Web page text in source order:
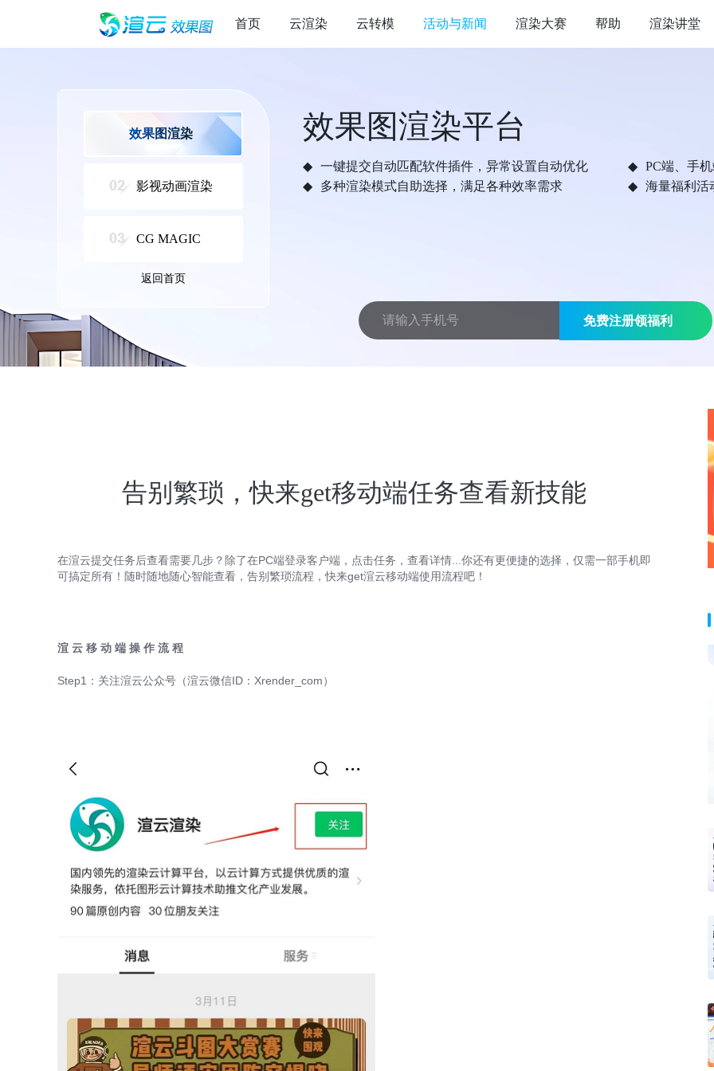
首页 云渲染 云转模 活动与新闻 渲染大赛 帮助 渲染讲堂
效果图渲染
影视动画渲染
CG MAGIC
返回首页
效果图渲染平台
一键提交自动匹配软件插件，异常设置自动优化
PC端、手
多种渲染模式自助选择，满足各种效率需求
海量福利活
免费注册领福利
告别繁琐，快来get移动端任务查看新技能
在渲云提交任务后查看需要几步？除了在PC端登录客户端，点击任务，查看详情...你还有更便捷的选择，仅需一部手机即
可搞定所有！随时随地随心智能查看，告别繁琐流程，快来get渲云移动端使用流程吧！
渲 云 移 动 端 操 作 流 程
Step1：关注渲云公众号（渲云微信ID：Xrender_com）